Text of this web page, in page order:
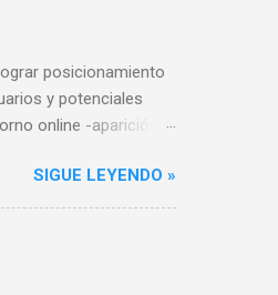
posicionamiento
y potenciales
online -aparición
el “campo de
por segmentos
SIGUE LEYENDO »